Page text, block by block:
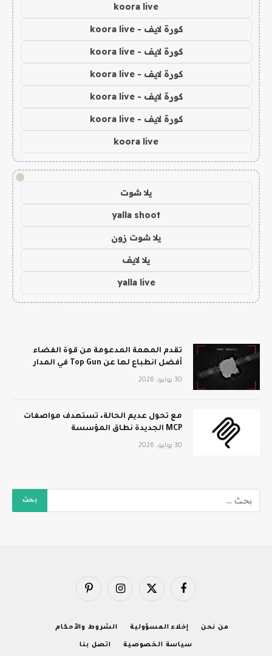
koora live
كورة لايف - koora live
كورة لايف - koora live
كورة لايف - koora live
كورة لايف - koora live
كورة لايف - koora live
koora live
!
يلا شوت
yalla shoot
يلا شوت زون
يلا لايف
yalla live
تقدم المهمة المدعومة من قوة الفضاء
أفضل انطباع لها عن Top Gun في المدار
30 يوليو، 2026
مع تحول عديم الحالة، تستهدف مواصفات
MCP الجديدة نطاق المؤسسة
30 يوليو، 2026
فيسبوك X
الانستغرامبينتيريست
من نحن إخلاء المسؤولية الشروط والأحكام
سياسة الخصوصية اتصل بنا